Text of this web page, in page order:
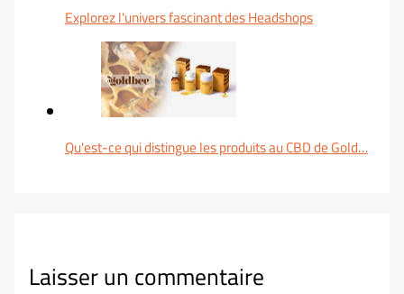
Explorez l'univers fascinant des Headshops
Qu'est-ce qui distingue les produits au CBD de Gold…
Laisser un commentaire